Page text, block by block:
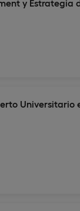
y Estrategia
Universitario